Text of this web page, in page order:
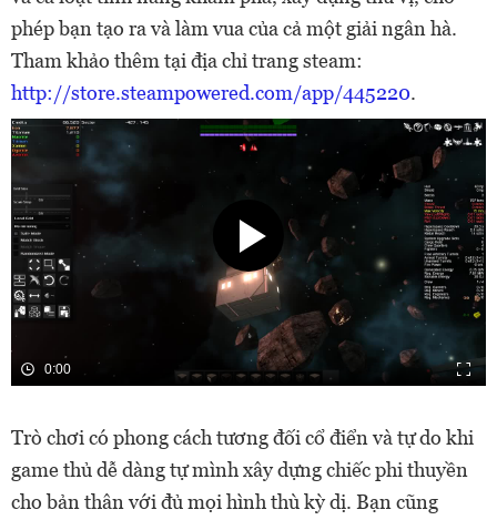
phép bạn tạo ra và làm vua của cả một giải ngân hà.
Tham khảo thêm tại địa chỉ trang steam:
http://store.steampowered.com/app/445220.
0:00
Trò chơi có phong cách tương đối cổ điển và tự do khi
game thủ dễ dàng tự mình xây dựng chiếc phi thuyền
cho bản thân với đủ mọi hình thù kỳ dị. Bạn cũng